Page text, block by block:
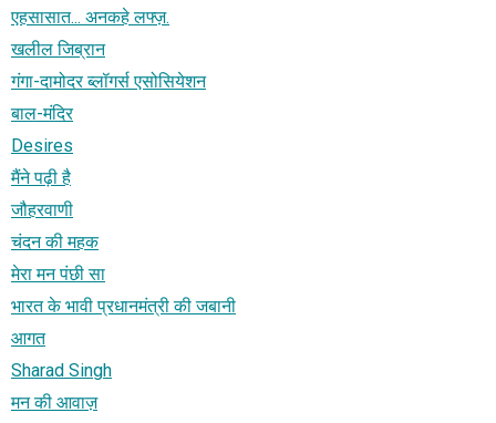
एहसासात... अनकहे लफ्ज़.
खलील जिब्रान
गंगा-दामोदर ब्लॉगर्स एसोसियेशन
बाल-मंदिर
Desires
मैंने पढ़ी है
जौहरवाणी
चंदन की महक
मेरा मन पंछी सा
भारत के भावी प्रधानमंत्री की जबानी
आगत
Sharad Singh
मन की आवाज़